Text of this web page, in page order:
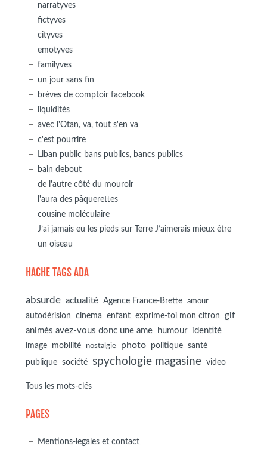
narratyves
fictyves
cityves
emotyves
familyves
un jour sans fin
brèves de comptoir facebook
liquidités
avec l'Otan, va, tout s'en va
c'est pourrire
Liban public bans publics, bancs publics
bain debout
de l'autre côté du mouroir
l'aura des pâquerettes
cousine moléculaire
J’ai jamais eu les pieds sur Terre J’aimerais mieux être
un oiseau
HACHE TAGS ADA
absurde actualité Agence France-Brette amour
autodérision cinema enfant exprime-toi mon citron
gif
animés avez-vous donc une ame
humour identité
image mobilité nostalgie photo politique
santé
publique
société spychologie magasine video
Tous les mots-clés
PAGES
Mentions-legales et contact